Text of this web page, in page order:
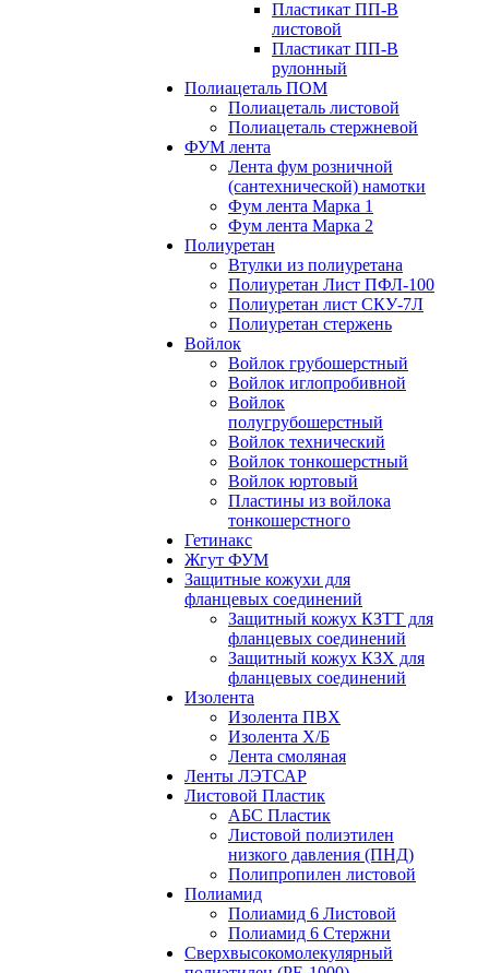
Пластикат ПП-В
листовой
Пластикат ПП-В
рулонный
Полиацеталь ПОМ
Полиацеталь листовой
Полиацеталь стержневой
ФУМ лента
Лента фум розничной
(сантехнической) намотки
Фум лента Марка 1
Фум лента Марка 2
Полиуретан
Втулки из полиуретана
Полиуретан Лист ПФЛ-100
Полиуретан лист СКУ-7Л
Полиуретан стержень
Войлок
Войлок грубошерстный
Войлок иглопробивной
Войлок
полугрубошерстный
Войлок технический
Войлок тонкошерстный
Войлок юртовый
Пластины из войлока
тонкошерстного
Гетинакс
Жгут ФУМ
Защитные кожухи для
фланцевых соединений
Защитный кожух КЗТТ для
фланцевых соединений
Защитный кожух КЗХ для
фланцевых соединений
Изолента
Изолента ПВХ
Изолента Х/Б
Лента смоляная
Ленты ЛЭТСАР
Листовой Пластик
АБС Пластик
Листовой полиэтилен
низкого давления (ПНД)
Полипропилен листовой
Полиамид
Полиамид 6 Листовой
Полиамид 6 Стержни
Сверхвысокомолекулярный